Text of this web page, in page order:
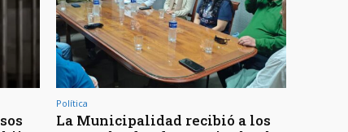
Política
La Municipalidad recibió a los